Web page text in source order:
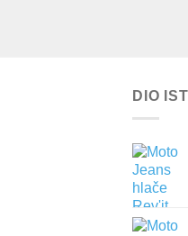
DIO